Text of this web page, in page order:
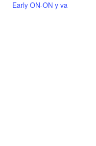
Early ON-ON y va